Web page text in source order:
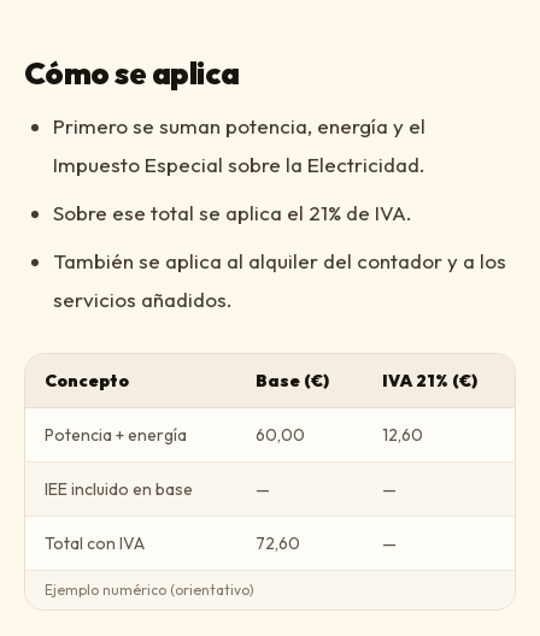
Cómo se aplica
Primero se suman potencia, energía y el
Impuesto Especial sobre la Electricidad.
Sobre ese total se aplica el 21% de IVA.
También se aplica al alquiler del contador y a los
servicios añadidos.
Concepto Base (€) IVA 21% (€)
Potencia + energía 60,00 12,60
IEE incluido en base — —
Total con IVA 72,60 —
Ejemplo numérico (orientativo)